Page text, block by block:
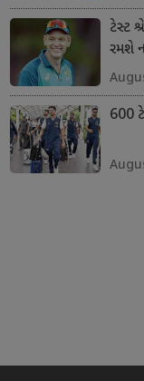
ટેસ્ટ
રમશે
600